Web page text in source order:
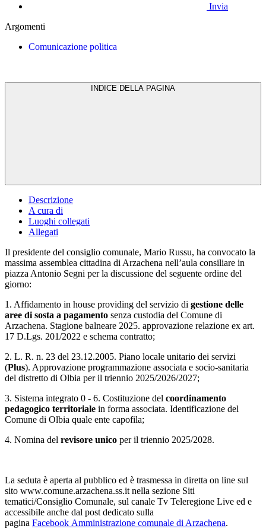
Invia
Argomenti
Comunicazione politica
Descrizione
A cura di
Luoghi collegati
Allegati
Il presidente del consiglio comunale, Mario Russu, ha convocato la
massima assemblea cittadina di Arzachena nell’aula consiliare in
piazza Antonio Segni per la discussione del seguente ordine del
giorno:
1. Affidamento in house providing del servizio di gestione delle
aree di sosta a pagamento senza custodia del Comune di
Arzachena. Stagione balneare 2025. approvazione relazione ex art.
17 D.Lgs. 201/2022 e schema contratto;
2. L. R. n. 23 del 23.12.2005. Piano locale unitario dei servizi
(Plus). Approvazione programmazione associata e socio-sanitaria
del distretto di Olbia per il triennio 2025/2026/2027;
3. Sistema integrato 0 - 6. Costituzione del coordinamento
pedagogico territoriale in forma associata. Identificazione del
Comune di Olbia quale ente capofila;
4. Nomina del revisore unico per il triennio 2025/2028.
La seduta è aperta al pubblico ed è trasmessa in diretta on line sul
sito www.comune.arzachena.ss.it nella sezione Siti
tematici/Consiglio Comunale, sul canale Tv Teleregione Live ed e
accessibile anche dal post dedicato sulla
pagina Facebook Amministrazione comunale di Arzachena.